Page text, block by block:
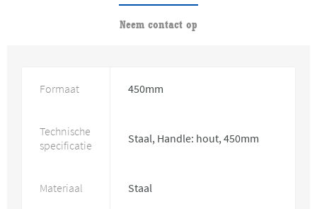
Neem contact op
Formaat 450mm
Technische
specificatie
Staal, Handle: hout, 450mm
Materiaal Staal